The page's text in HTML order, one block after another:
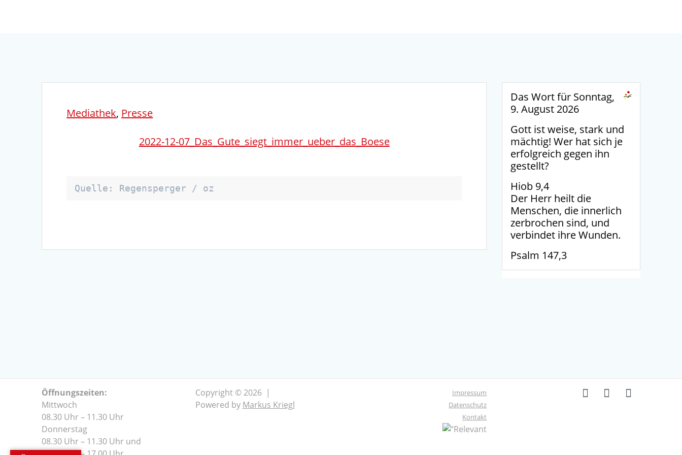
Mediathek, Presse
2022-12-07_Das_Gute_siegt_immer_ueber_das_Boese
Quelle: Regensperger / oz
Das Wort für Sonntag,
9. August 2026
Gott ist weise, stark und
mächtig! Wer hat sich je
erfolgreich gegen ihn
gestellt?
Hiob 9,4
Der Herr heilt die
Menschen, die innerlich
zerbrochen sind, und
verbindet ihre Wunden.
Psalm 147,3
Öffnungszeiten:
Mittwoch
08.30 Uhr – 11.30 Uhr
Donnerstag
08.30 Uhr – 11.30 Uhr und
Copyright © 2026 |
Powered by Markus Kriegl
Impressum
Datenschutz
Kontakt